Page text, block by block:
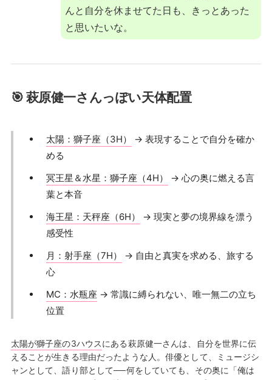
んと自分を休ませてた日も、きっとあった
と思いたいな。
🎯 萩原健一さんっぽい天体配置
太陽：獅子座（3H）
→ 表現することで自分を確か
める
冥王星＆水星：獅子座（4H）
→ 心の奥に燃える言
葉と本音
海王星：天秤座（6H）
→ 現実と夢の境界線を漂う
感受性
月：射手座（7H）
→ 自由と真実を求める、旅する
心
MC：水瓶座 → 常識に縛られない、唯一無二の立ち
位置
太陽が獅子座の3ハウスにある萩原健一さんは、自分を世界に伝
えることが生きる理由だったような人。俳優として、ミュージシ
ャンとして、語り部として──何をしていても、その奥に「俺は